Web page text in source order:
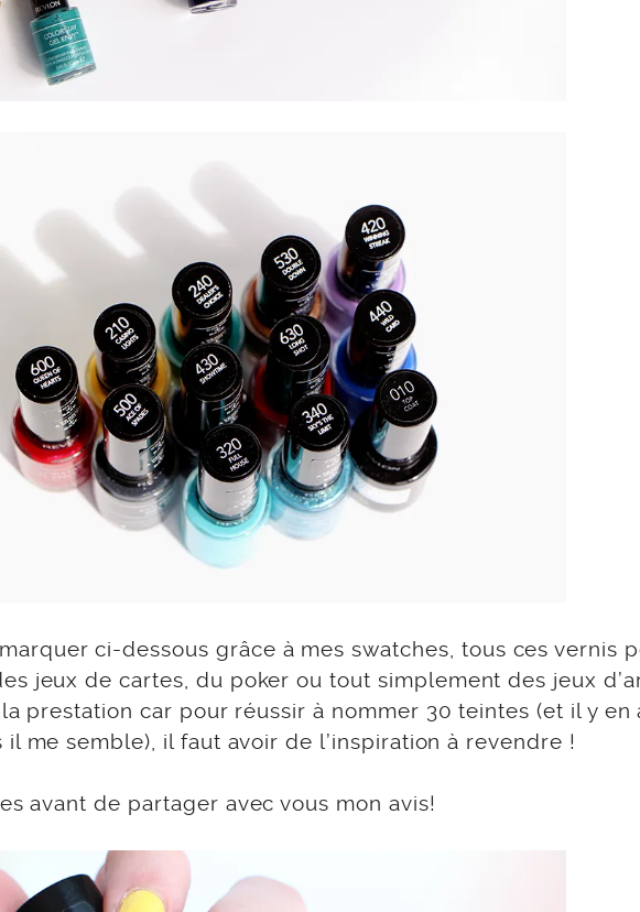
ci-dessous grâce à mes swatches, tous ces vernis
jeux de cartes, du poker ou tout simplement des jeux
prestation car pour réussir à nommer 30 teintes (et il y en
me semble), il faut avoir de l’inspiration à revendre !
avant de partager avec vous mon avis!